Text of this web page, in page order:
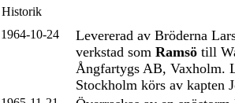
Historik
1964-10-24
Levererad av Bröderna
verkstad som Ramsö till
Ångfartygs AB, Vaxholm.
Stockholm körs av kapten